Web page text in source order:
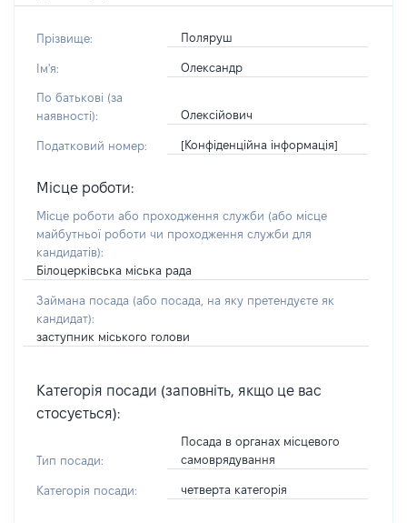
Прізвище: Поляруш
Ім'я: Олександр
По батькові (за
наявності):
Олексійович
Податковий номер: [Конфіденційна інформація]
Місце роботи:
Місце роботи або проходження служби (або місце
майбутньої роботи чи проходження служби для
кандидатів):
Білоцерківська міська рада
Займана посада (або посада, на яку претендуєте як
кандидат):
заступник міського голови
Категорія посади (заповніть, якщо це вас
стосується):
Тип посади:
Посада в органах місцевого
самоврядування
Категорія посади: четверта категорія